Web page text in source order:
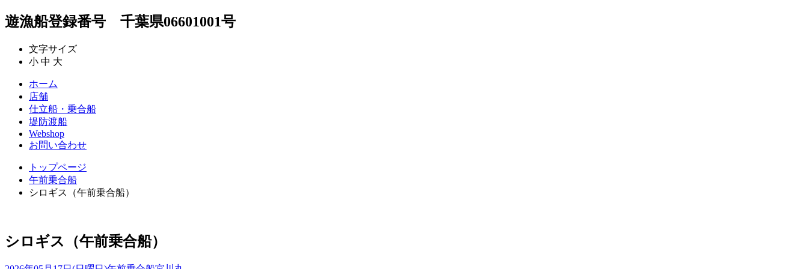
遊漁船登録番号 千葉県06601001号
文字サイズ
小 中 大
ホーム
店舗
仕立船・乗合船
堤防渡船
Webshop
お問い合わせ
トップページ
午前乗合船
シロギス（午前乗合船）
シロギス（午前乗合船）